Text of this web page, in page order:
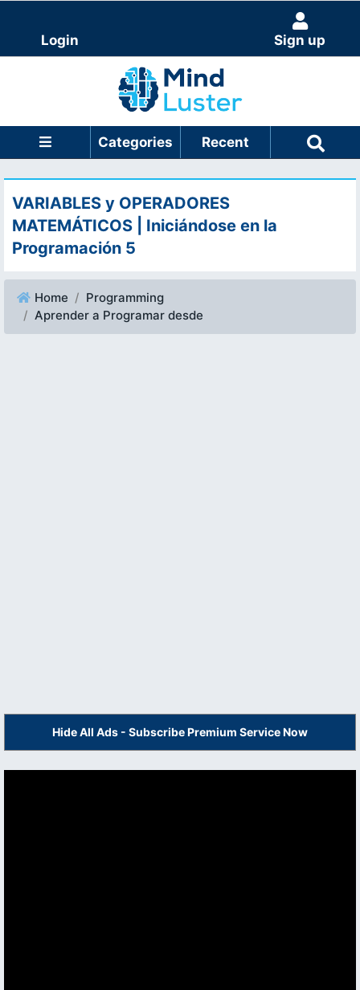
Login Sign up
Categories Recent
VARIABLES y OPERADORES
MATEMÁTICOS | Iniciándose en la
Programación 5
Home
Programming
Aprender a Programar desde
Hide All Ads - Subscribe Premium Service Now